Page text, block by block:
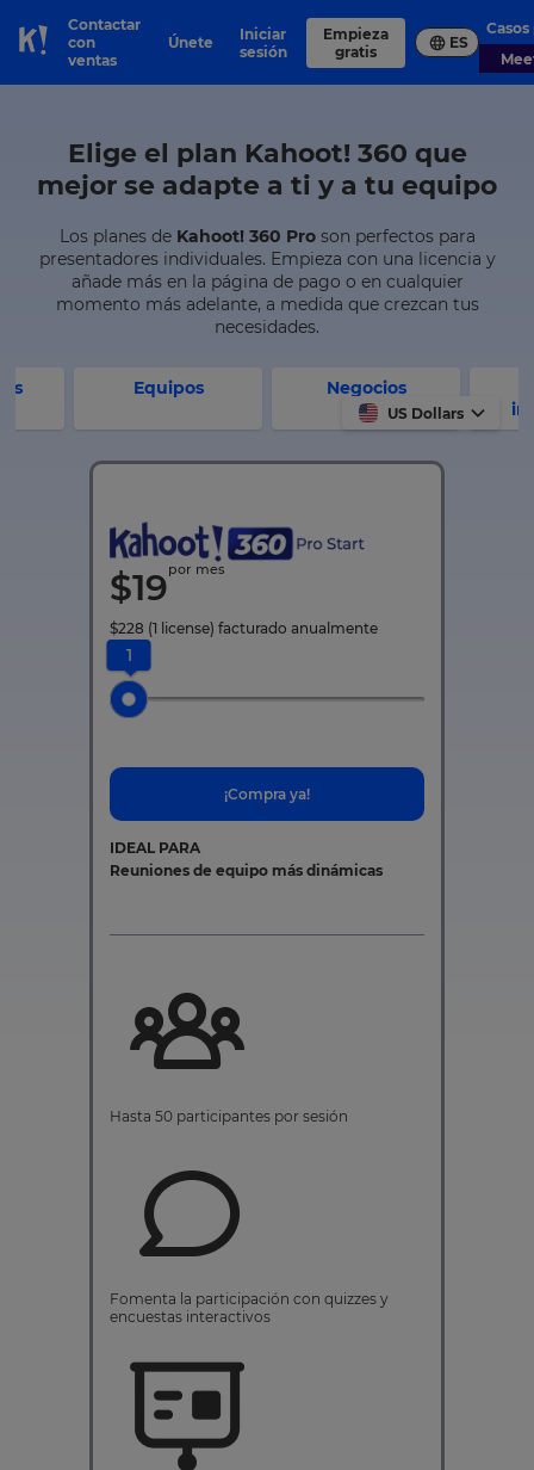
Skip to Page content
Contactar
con
ventas
Únete
Iniciar
sesión
Empieza
gratis
ES
Elige el plan Kahoot! 360 que
mejor se adapte a ti y a tu equipo
Los planes de Kahoot! 360 Proson perfectos para
presentadores individuales. Empieza con una licencia y
añade más en la página de pago o en cualquier
momento más adelante, a medida que crezcan tus
necesidades.
Equipos Negocios
US Dollars
$19por mes
$228 (1 license) facturado anualmente
1
¡Compra ya!
IDEAL PARA
Reuniones de equipo más dinámicas
Hasta 50 participantes por sesión
Fomenta la participación con quizzes y
encuestas interactivos